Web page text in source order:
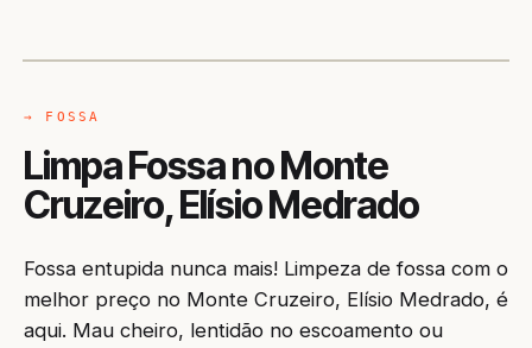
→ FOSSA
Limpa Fossa no Monte
Cruzeiro, Elísio Medrado
Fossa entupida nunca mais! Limpeza de fossa com o
melhor preço no Monte Cruzeiro, Elísio Medrado, é
aqui. Mau cheiro, lentidão no escoamento ou